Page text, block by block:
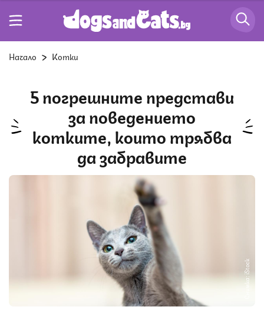
Начало Котки
5 погрешните представи
за поведението
котките, които трябва
да забравите
Снимка: iStock